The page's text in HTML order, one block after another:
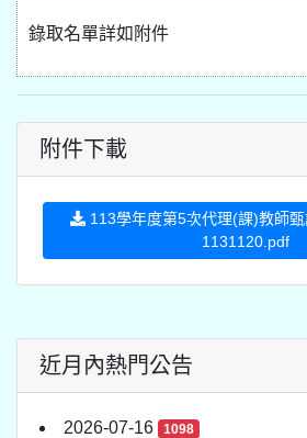
錄取名單詳如附件
附件下載
113學年度第5次代理(課)教師
1131120.pdf
近月內熱門公告
2026-07-16 1098